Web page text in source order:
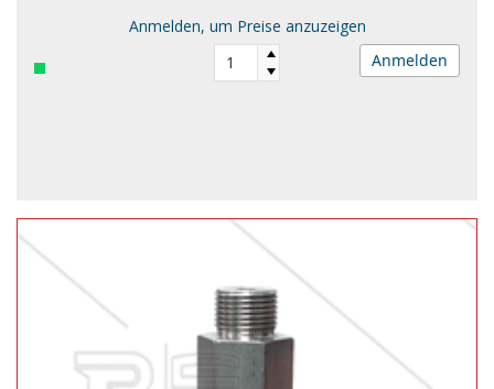
Anmelden, um Preise anzuzeigen
Anmelden